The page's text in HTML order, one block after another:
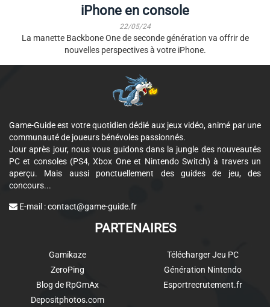
iPhone en console
22/05/24
La manette Backbone One de seconde génération va offrir de
nouvelles perspectives à votre iPhone.
Game-Guide est votre quotidien dédié aux jeux vidéo, animé par une
communauté de joueurs bénévoles passionnés.
Jour après jour, nous vous guidons dans la jungle des nouveautés
PC et consoles (PS4, Xbox One et Nintendo Switch) à travers un
aperçu. Mais aussi ponctuellement des guides de jeu, des
concours...
E-mail :contact@game-guide.fr
PARTENAIRES
Gamikaze
ZeroPing
Blog de RpGmAx
Depositphotos.com
Télécharger Jeu PC
Génération Nintendo
Esportrecrutement.fr